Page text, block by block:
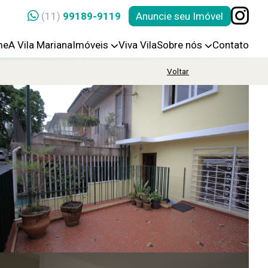
(11) 99189-9119 Anuncie seu Imóvel
A Vila MarianaImóveis Viva VilaSobre nós Contato
Voltar